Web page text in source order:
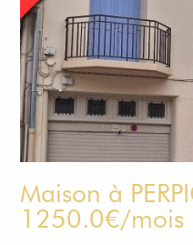
Maison à
1250.0€/mois